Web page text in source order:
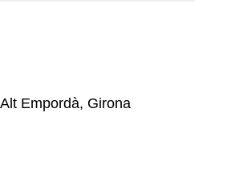
Empordà, Girona